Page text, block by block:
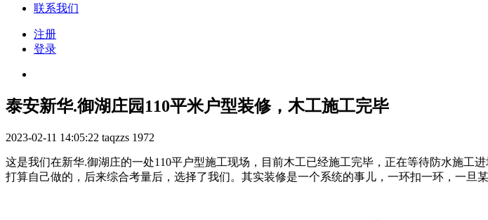
联系我们
注册
登录
泰安新华.御湖庄园110平米户型装修，木工施工完毕
2023-02-11 14:05:22 taqzzs 1972
这是我们在新华.御湖庄的一处110平户型施工现场，目前木工已经施工完毕，正在等待防水施
打算自己做的，后来综合考量后，选择了我们。其实装修是一个系统的事儿，一环扣一环，一旦